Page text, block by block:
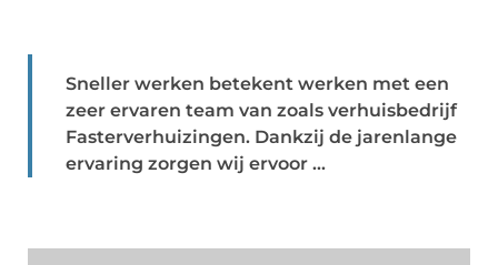
Sneller werken betekent werken met een
zeer ervaren team van zoals verhuisbedrijf
Fasterverhuizingen. Dankzij de jarenlange
ervaring zorgen wij ervoor ...